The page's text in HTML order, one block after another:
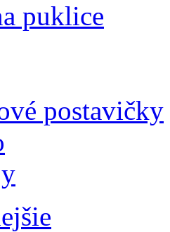
puklice
postavičky